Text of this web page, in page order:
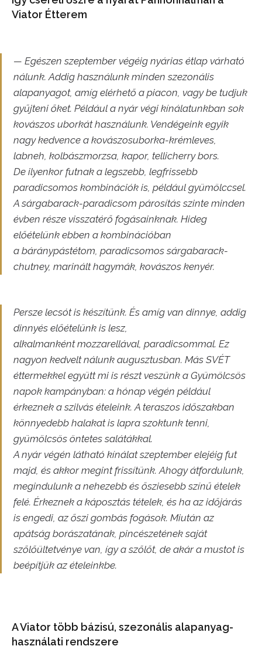
Viator Étterem
— Egészen szeptember végéig nyárias étlap várható
nálunk. Addig használunk minden szezonális
alapanyagot, amíg elérhető a piacon, vagy be tudjuk
gyűjteni őket. Például a nyár végi kínálatunkban sok
kovászos uborkát használunk. Vendégeink egyik
nagy kedvence a kovászosuborka-krémleves,
labneh, kolbászmorzsa, kapor, tellicherry bors.
De ilyenkor futnak a legszebb, legfrissebb
paradicsomos kombinációk is, például gyümölccsel.
A sárgabarack-paradicsom párosítás szinte minden
évben része visszatérő fogásainknak. Hideg
előételünk ebben a kombinációban
a báránypástétom, paradicsomos sárgabarack-
chutney, marinált hagymák, kovászos kenyér.
Persze lecsót is készítünk. És amíg van dinnye, addig
dinnyés előételünk is lesz,
alkalmanként mozzarellával, paradicsommal. Ez
nagyon kedvelt nálunk augusztusban. Más SVÉT
éttermekkel együtt mi is részt veszünk a Gyümölcsös
napok kampányban: a hónap végén például
érkeznek a szilvás ételeink. A teraszos időszakban
könnyedebb halakat is lapra szoktunk tenni,
gyümölcsös öntetes salátákkal.
A nyár végén látható kínálat szeptember elejéig fut
majd, és akkor megint frissítünk. Ahogy átfordulunk,
megindulunk a nehezebb és ősziesebb színű ételek
felé. Érkeznek a káposztás tételek, és ha az időjárás
is engedi, az őszi gombás fogások. Miután az
apátság borászatának, pincészetének saját
szőlőültetvénye van, így a szőlőt, de akár a mustot is
beépítjük az ételeinkbe.
A Viator több bázisú, szezonális alapanyag-
használati rendszere